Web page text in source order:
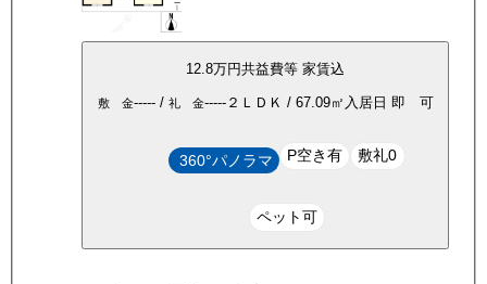
12.8万円共益費等 家賃込
敷 金-----/ 礼 金-----２ＬＤＫ / 67.09㎡ 入居日 即 可
360°パノラマ P空き有 敷礼0
ペット可